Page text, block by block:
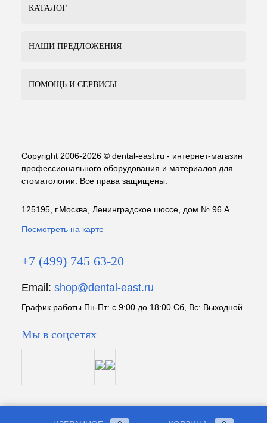
КАТАЛОГ
НАШИ ПРЕДЛОЖЕНИЯ
ПОМОЩЬ И СЕРВИСЫ
Copyright 2006-2026 © dental-east.ru - интернет-магазин
профессионального оборудования и материалов для
стоматологии. Все права защищены.
125195, г.Москва, Ленинградское шоссе, дом № 96 А
Посмотреть на карте
+7 (499) 745 63-20
Email: shop@dental-east.ru
График работы Пн-Пт: с 9:00 до 18:00 Сб, Вс: Выходной
Мы в соцсетях